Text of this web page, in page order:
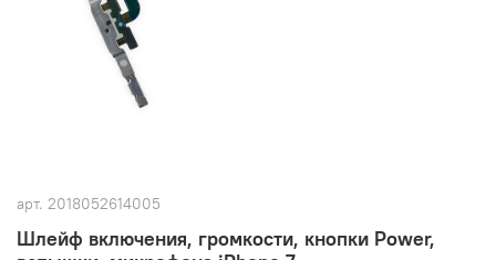
арт. 2018052614005
Шлейф включения, громкости, кнопки Power,